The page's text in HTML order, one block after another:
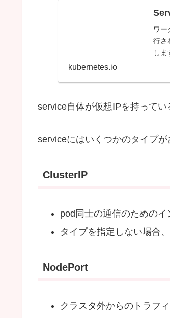
ワー
行さ
しま
kubernetes.io
service自体が仮想IPを持ってい
serviceにはいくつかのタイプが
ClusterIP
pod同士の通信のためのイ
タイプを指定しない場合
NodePort
クラスタ外からのトラフ